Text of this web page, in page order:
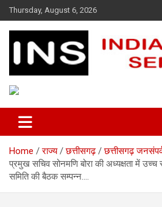
Skip
to
content
Thursday, August 6, 2026
Indian News
Home राज्य छत्तीसगढ़
छत्तीसगढ़
प्रमुख सचिव सोनमणि बोरा की अध्यक्षता में उच्च
समिति की बैठक सम्पन्न….